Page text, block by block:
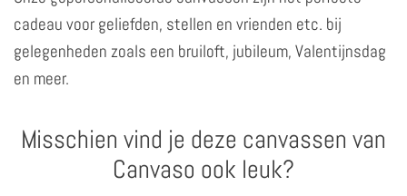
cadeau voor geliefden, stellen en vrienden etc. bij
gelegenheden zoals een bruiloft, jubileum, Valentijnsdag
en meer.
Misschien vind je deze canvassen van
Canvaso ook leuk?